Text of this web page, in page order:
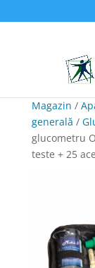
Magazin /
generală /
glucometru
teste + 25 ace